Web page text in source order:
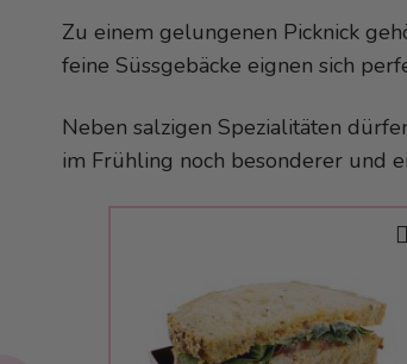
Zu einem gelungenen Picknick
feine Süssgebäcke eignen sich
Neben salzigen Spezialitäten
im Frühling noch besonderer und